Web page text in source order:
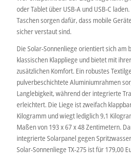
oder Tablet über USB-A und USB-C
Taschen sorgen dafür, dass mobile
sicher verstaut sind.
Die Solar-Sonnenliege orientiert sich am
klassischen Klappliege und bietet mit
zusätzlichen Komfort. Ein robustes
pulverbeschichtete Aluminiumrahmen
Langlebigkeit, während der integrierte
erleichtert. Die Liege ist zweifach
Kilogramm und wiegt lediglich 9,1
Maßen von 193 x 67 x 48 Zentimetern.
integrierte Solarpanel gegen
Solar-Sonnenliege TX-275 ist für 179,00